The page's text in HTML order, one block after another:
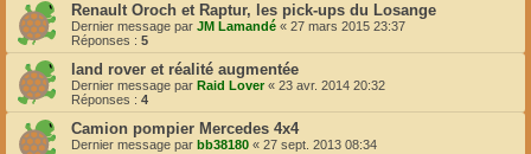
Renault Oroch et Raptur, les pick-ups du Losange
Dernier message par JM Lamandé « 27 mars 2015 23:37
Réponses : 5
land rover et réalité augmentée
Dernier message par Raid Lover« 23 avr. 2014 20:32
Réponses : 4
Camion pompier Mercedes 4x4
Dernier message par bb38180 « 27 sept. 2013 08:34